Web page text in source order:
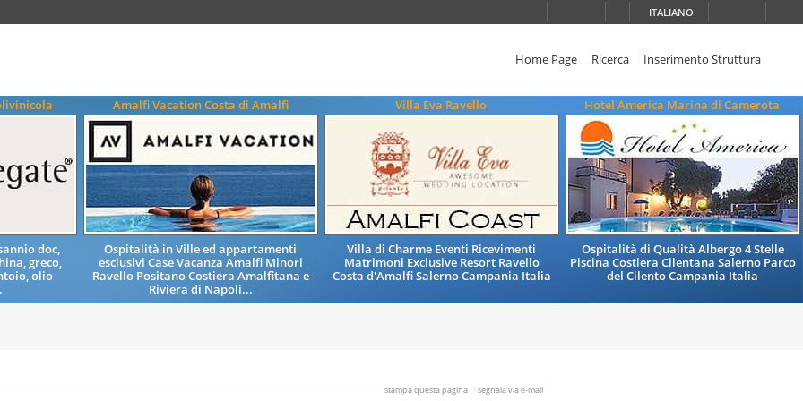
ITALIANO
Home Page Ricerca Inserimento Struttura
doc,
greco,
olio
Amalfi Vacation Costa di Amalfi
Ospitalità in Ville ed appartamenti
esclusivi Case Vacanza Amalfi Minori
Ravello Positano Costiera Amalfitana e
Riviera di Napoli...
Villa Eva Ravello
Villa di Charme Eventi Ricevimenti
Matrimoni Exclusive Resort Ravello
Costa d'Amalfi Salerno Campania Italia
Hotel America Marina di Camerota
Ospitalità di Qualità Albergo 4 Stelle
Piscina Costiera Cilentana Salerno Parco
del Cilento Campania Italia
stampa questa pagina segnala via e-mail